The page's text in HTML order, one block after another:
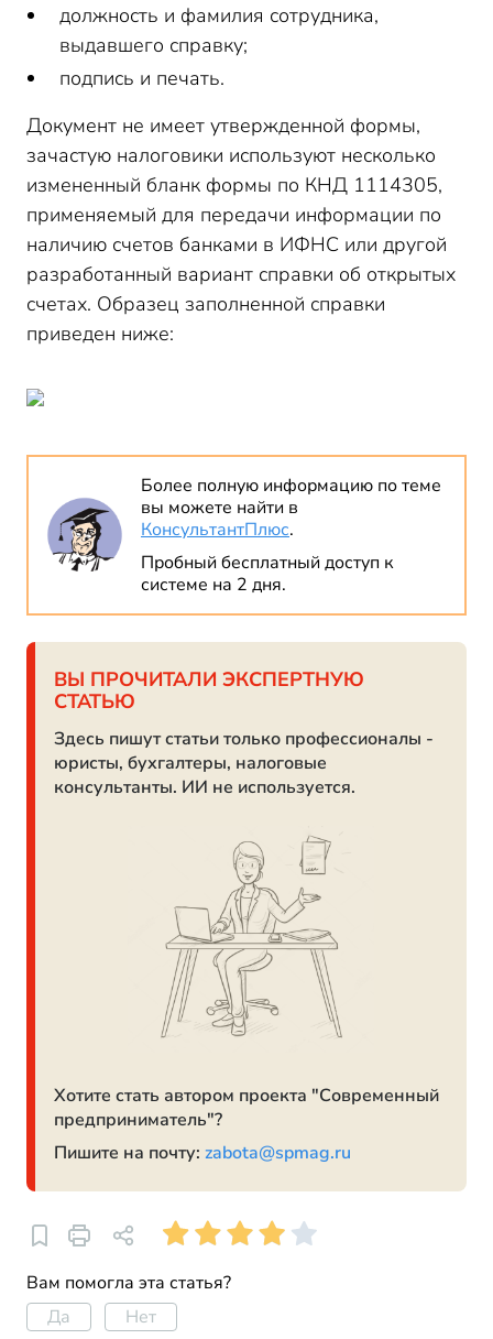
должность и фамилия сотрудника,
выдавшего справку;
подпись и печать.
Документ не имеет утвержденной формы,
зачастую налоговики используют несколько
измененный бланк формы по КНД 1114305,
применяемый для передачи информации по
наличию счетов банками в ИФНС или другой
разработанный вариант справки об открытых
счетах. Образец заполненной справки
приведен ниже:
Более полную информацию по теме
вы можете найти в
КонсультантПлюс.
Пробный бесплатный доступ к
системе на 2 дня.
ВЫ ПРОЧИТАЛИ ЭКСПЕРТНУЮ
СТАТЬЮ
Здесь пишут статьи только профессионалы -
юристы, бухгалтеры, налоговые
консультанты. ИИ не используется.
Хотите стать автором проекта "Современный
предприниматель"?
Пишите на почту: zabota@spmag.ru
Вам помогла эта статья?
Да
Нет